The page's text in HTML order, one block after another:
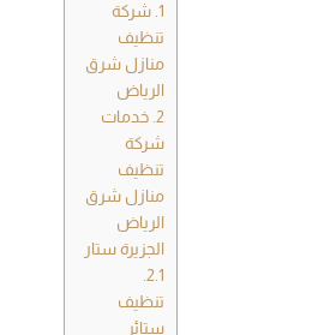
1. شركة
تنظيف
منازل شرق
الرياض
2. خدمات
شركة
تنظيف
منازل شرق
الرياض
الجزيرة ستار
2.1.
تنظيف
ستائر